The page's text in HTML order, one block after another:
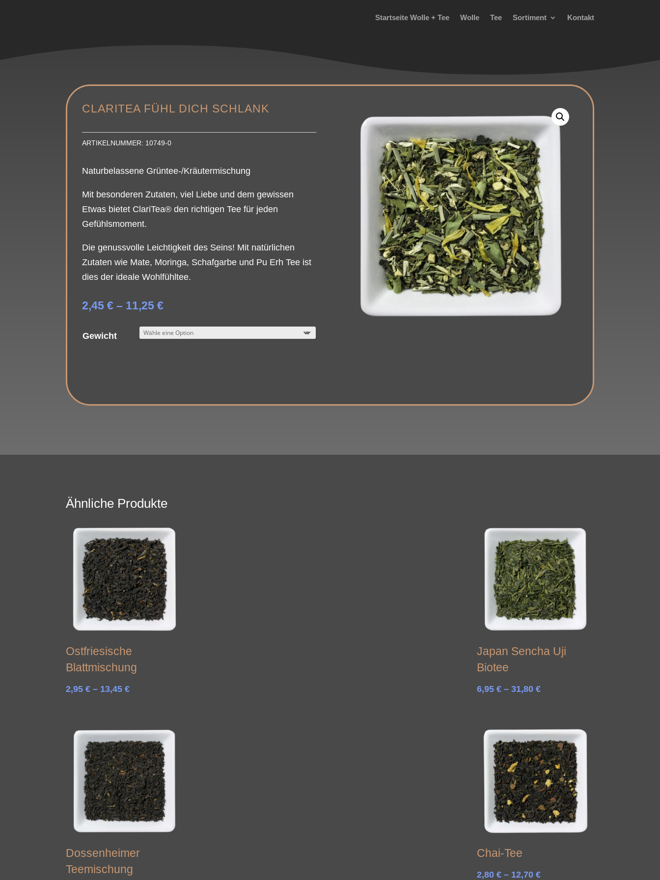
Startseite Wolle + Tee Wolle Tee Sortiment Kontakt
CLARITEA FÜHL DICH SCHLANK
ARTIKELNUMMER: 10749-0
Naturbelassene Grüntee-/Kräutermischung
Mit besonderen Zutaten, viel Liebe und dem gewissen
Etwas bietet ClariTea® den richtigen Tee für jeden
Gefühlsmoment.
Die genussvolle Leichtigkeit des Seins! Mit natürlichen
Zutaten wie Mate, Moringa, Schafgarbe und Pu Erh Tee ist
dies der ideale Wohlfühltee.
2,45€ – 11,25€Preisspanne:
bis
Gewicht
Ähnliche Produkte
Ostfriesische
Blattmischung
2,95€ – 13,45€Preisspanne:
13,45 €
Japan Sencha Uji
Biotee
6,95€ –31,80€Preisspanne:
31,80 €
Dossenheimer
Teemischung
Chai-Tee
2,80€ – 12,70€Preisspanne: